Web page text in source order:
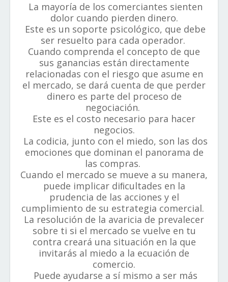
La mayoría de los comerciantes sienten
dolor cuando pierden dinero.
Este es un soporte psicológico, que debe
ser resuelto para cada operador.
Cuando comprenda el concepto de que
sus ganancias están directamente
relacionadas con el riesgo que asume en
el mercado, se dará cuenta de que perder
dinero es parte del proceso de
negociación.
Este es el costo necesario para hacer
negocios.
La codicia, junto con el miedo, son las dos
emociones que dominan el panorama de
las compras.
Cuando el mercado se mueve a su manera,
puede implicar diﬁcultades en la
prudencia de las acciones y el
cumplimiento de su estrategia comercial.
La resolución de la avaricia de prevalecer
sobre ti si el mercado se vuelve en tu
contra creará una situación en la que
invitarás al miedo a la ecuación de
comercio.
Puede ayudarse a sí mismo a ser más